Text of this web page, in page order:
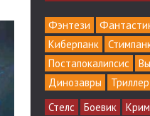
Фэнтези
Киберпанк
Постапокалипсис
Динозавры
Триллер
Стелс
Боевик